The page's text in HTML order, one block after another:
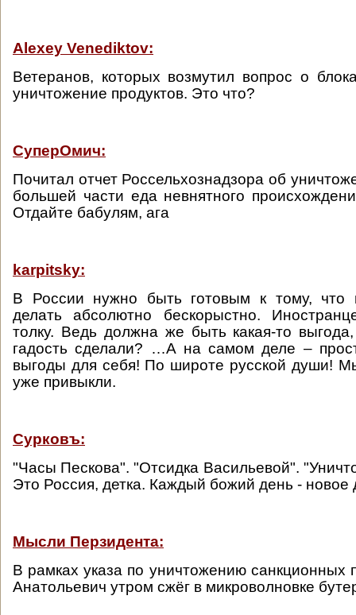
Alexey Venediktov:
Ветеранов, которых возмутил вопрос о
уничтожение продуктов. Это что?
СуперОмич:
Почитал отчет Россельхознадзора об
большей части еда невнятного
Отдайте бабулям, ага
karpitsky:
В России нужно быть готовым к тому, что
делать абсолютно бескорыстно.
толку. Ведь должна же быть какая-то
гадость сделали? …А на самом деле –
выгоды для себя! По широте русской души!
уже привыкли.
Сурковъ:
"Часы Пескова". "Отсидка Васильевой".
Это Россия, детка. Каждый божий день -
Мысли Перзидента:
В рамках указа по уничтожению санкционных
Анатольевич утром сжёг в микроволновке